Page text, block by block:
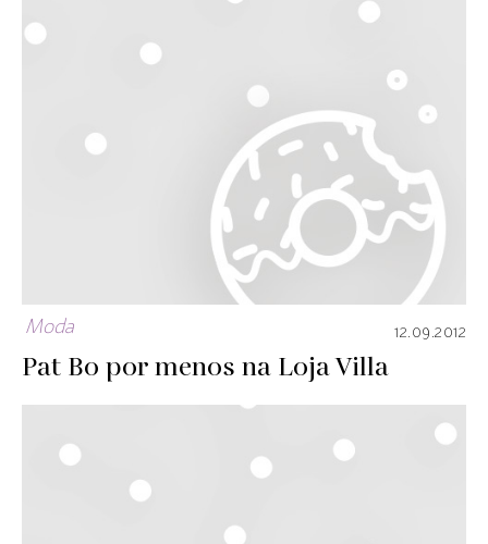
Moda 12.09.2012
Pat Bo por menos na Loja Villa